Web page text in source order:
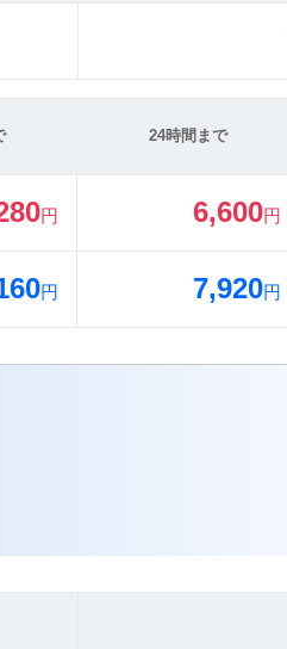
24時間まで
円 6,600円
円 7,920円